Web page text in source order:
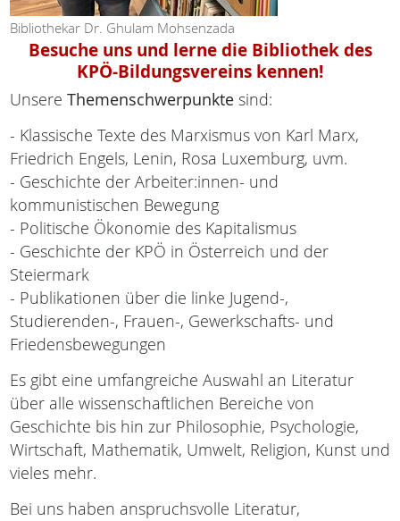
Bibliothekar Dr. Ghulam Mohsenzada
Besuche uns und lerne die Bibliothek des
KPÖ-Bildungsvereins kennen!
Unsere Themenschwerpunkte sind:
- Klassische Texte des Marxismus von Karl Marx,
Friedrich Engels, Lenin, Rosa Luxemburg, uvm.
- Geschichte der Arbeiter:innen- und
kommunistischen Bewegung
- Politische Ökonomie des Kapitalismus
- Geschichte der KPÖ in Österreich und der
Steiermark
- Publikationen über die linke Jugend-,
Studierenden-, Frauen-, Gewerkschafts- und
Friedensbewegungen
Es gibt eine umfangreiche Auswahl an Literatur
über alle wissenschaftlichen Bereiche von
Geschichte bis hin zur Philosophie, Psychologie,
Wirtschaft, Mathematik, Umwelt, Religion, Kunst und
vieles mehr.
Bei uns haben anspruchsvolle Literatur,